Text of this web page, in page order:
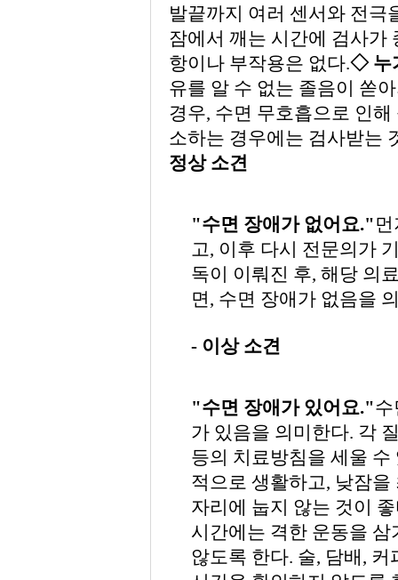
발끝까지 여러 센서와 전극
잠에서 깨는 시간에 검사가
항이나 부작용은 없다.◇ 누
유를 알 수 없는 졸음이 쏟
경우, 수면 무호흡으로 인
소하는 경우에는 검사받는
정상 소견
"수면 장애가 없어요."
고, 이후 다시 전문의가
독이 이뤄진 후, 해당 의
면, 수면 장애가 없음을
- 이상 소견
"수면 장애가 있어요."수
가 있음을 의미한다. 각
등의 치료방침을 세울
적으로 생활하고, 낮잠
자리에 눕지 않는 것이
시간에는 격한 운동을
않도록 한다. 술, 담배,